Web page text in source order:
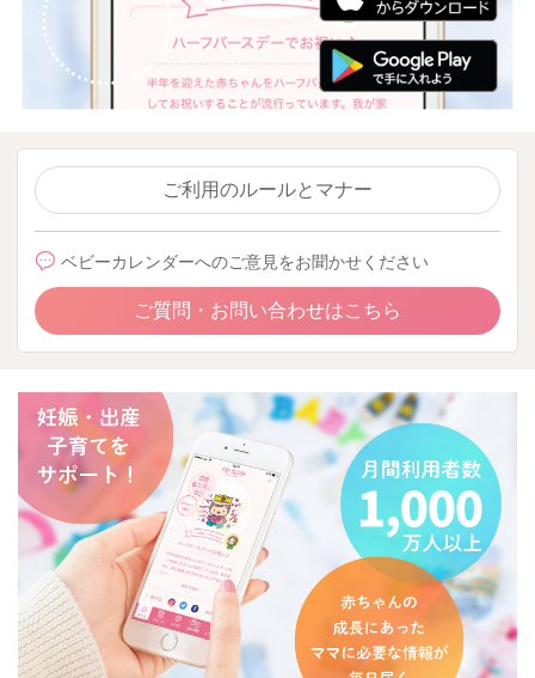
ご利用のルールとマナー
ベビーカレンダーへのご意見をお聞かせください
ご質問・お問い合わせはこちら